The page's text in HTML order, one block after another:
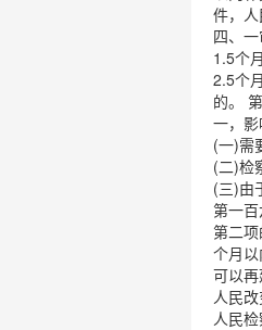
件，
四、
1.5个
2.5个
的。
一，影
(一)需
(二)检
(三)由
第一
第二
个月
可以再
人民
人民